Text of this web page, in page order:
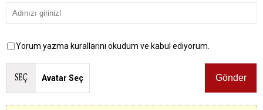
Yorum yazma kurallarını okudum ve kabul ediyorum.
Avatar Seç